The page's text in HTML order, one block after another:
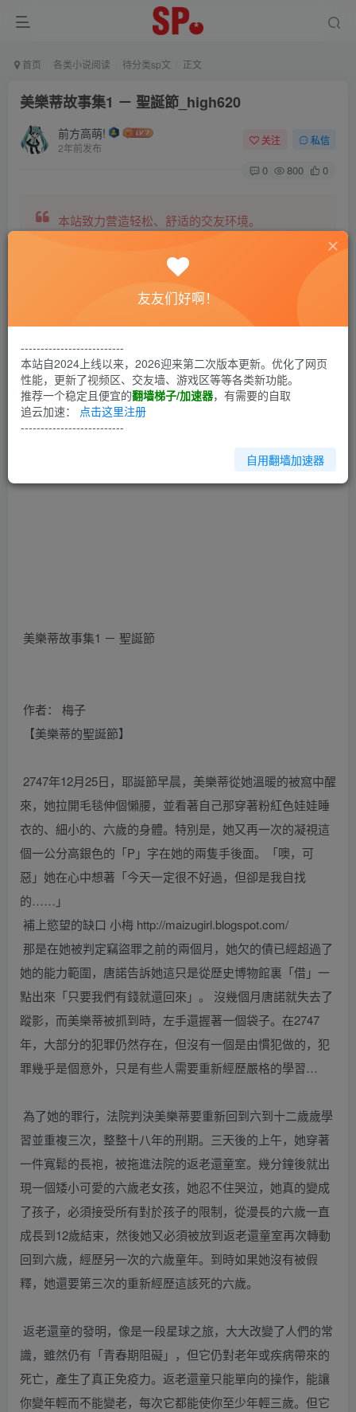
首页 各类小说阅读 待分类sp文 正文
美樂蒂故事集1 － 聖誕節_high620
前方高萌!
2年前发布
关注 私信
0 800 0
本站致力营造轻松、舒适的交友环境。
另有小说阅读站点，网罗包括训诫文、腐文在内的
第1回
中文翻譯網
址 http://maizugirl.blogspot.com/2007/11/27471225_14.html
美樂蒂故事集1 － 聖誕節
作者： 梅子
【美樂蒂的聖誕節】
2747年12月25日，耶誕節早晨，美樂蒂從她溫暖的被窩中醒
來，她拉開毛毯伸個懶腰，並看著自己那穿著粉紅色娃娃睡
衣的、細小的、六歲的身體。特別是，她又再一次的凝視這
個一公分高銀色的「P」字在她的兩隻手後面。「噢，可
惡」她在心中想著「今天一定很不好過，但卻是我自找
的……」
補上慾望的缺口 小梅 http://maizugirl.blogspot.com/
那是在她被判定竊盜罪之前的兩個月，她欠的債已經超過了
她的能力範圍，唐諾告訴她這只是從歷史博物館裏「借」一
點出來「只要我們有錢就還回來」。 沒幾個月唐諾就失去了
蹤影，而美樂蒂被抓到時，左手還握著一個袋子。在2747
年，大部分的犯罪仍然存在，但沒有一個是由慣犯做的，犯
罪幾乎是個意外，只是有些人需要重新經歷嚴格的學習…
為了她的罪行，法院判決美樂蒂要重新回到六到十二歲歲學
習並重複三次，整整十八年的刑期。三天後的上午，她穿著
一件寬鬆的長袍，被拖進法院的返老還童室。幾分鐘後就出
現一個矮小可愛的六歲老女孩，她忍不住哭泣，她真的變成
了孩子，必須接受所有對於孩子的限制，從漫長的六歲一直
成長到12歲結束，然後她又必須被放到返老還童室再次轉動
回到六歲，經歷另一次的六歲童年。到時如果她沒有被假
釋，她還要第三次的重新經歷這該死的六歲。
返老還童的發明，像是一段星球之旅，大大改變了人們的常
識，雖然仍有「青春期阻礙」，但它仍對老年或疾病帶來的
死亡，產生了真正免疫力。返老還童只能單向的操作，能讓
你變年輕而不能變老，每次它都能使你至少年輕三歲。但它
友友们好啊！
--------------------------
本站自2024上线以来，2026迎来第二次版本更新。优化了网页
性能，更新了视频区、交友墙、游戏区等等各类新功能。
推荐一个稳定且便宜的翻墙梯子/加速器，有需要的自取
追云加速： 点击这里注册
--------------------------
自用翻墙加速器